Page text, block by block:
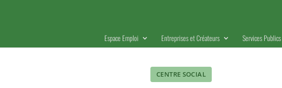
Espace Emploi Entreprises et Créateurs Services Publics
CENTRE SOCIAL